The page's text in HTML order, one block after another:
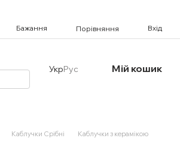
Бажання Порівняння Вхід
УкрРус Мій кошик
Каблучки Срібні
Каблучки з керамікою